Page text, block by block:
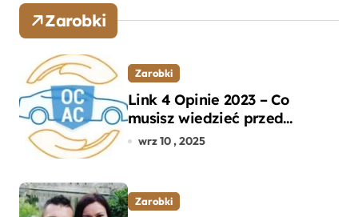
Zarobki
Zarobki
Link 4 Opinie 2023 – Co
musisz wiedzieć przed
wyborem ubezpieczenia OC i
wrz 10 , 2025
Zarobki